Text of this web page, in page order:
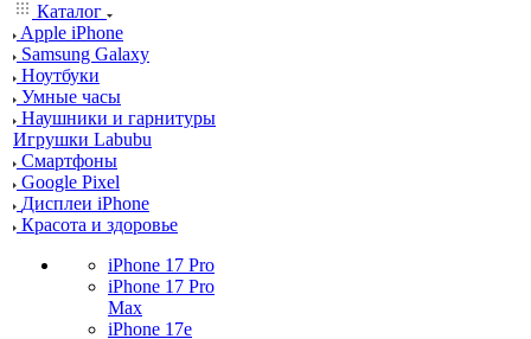
Каталог
Apple iPhone
Samsung Galaxy
Ноутбуки
Умные часы
Наушники и гарнитуры
Игрушки Labubu
Смартфоны
Google Pixel
Дисплеи iPhone
Красота и здоровье
iPhone 17 Pro
iPhone 17 Pro
Max
iPhone 17e